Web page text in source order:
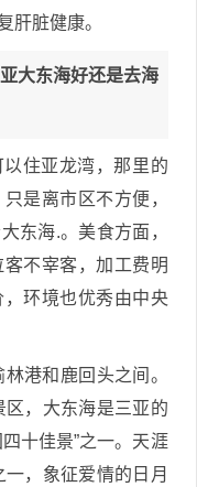
肝脏健康。
大东海好还是去海
住亚龙湾，那里的
是离市区不方便，
东海.。美食方面，
不宰客，加工费明
环境也优秀由中央
港和鹿回头之间。
，大东海是三亚的
十佳景”之一。天涯
，象征爱情的日月